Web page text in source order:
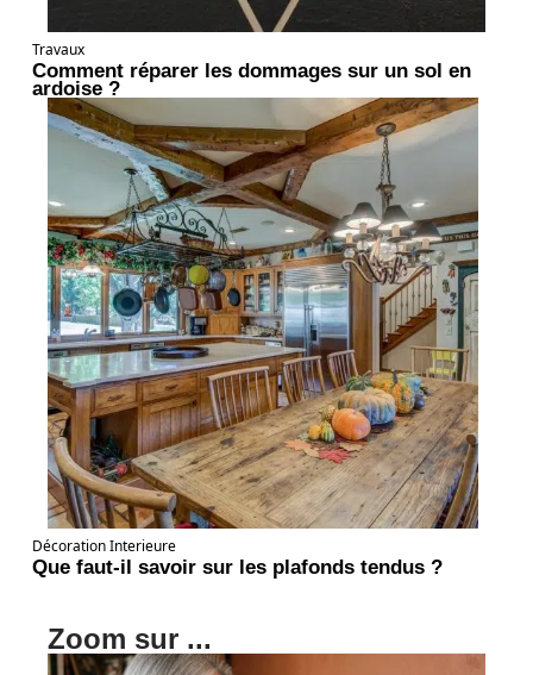
Travaux
Comment réparer les dommages sur un sol en
ardoise ?
Décoration Interieure
Que faut-il savoir sur les plafonds tendus ?
Zoom sur ...